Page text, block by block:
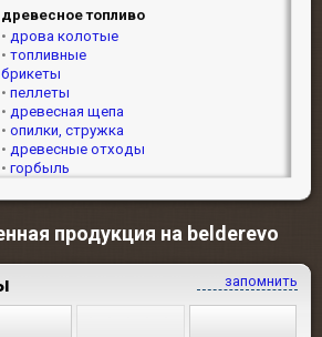
древесное топливо
дрова колотые
топливные
брикеты
пеллеты
древесная щепа
опилки, стружка
древесные отходы
горбыль
продукция на belderevo
запомнить